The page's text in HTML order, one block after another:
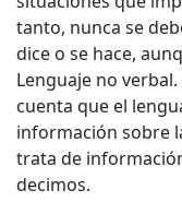
tanto, nunca se
dice o se hace,
Lenguaje no
cuenta que el
información sobre
trata de
decimos.